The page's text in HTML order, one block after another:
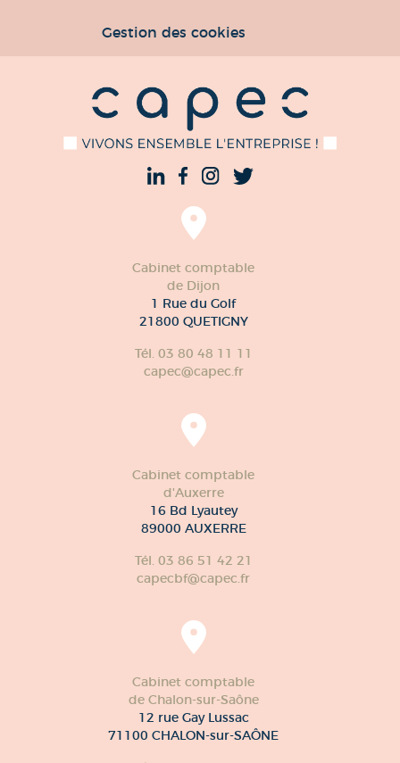
Gestion des cookies
Cabinet comptable
de Dijon
1 Rue du Golf
21800 QUETIGNY
Tél. 03 80 48 11 11
capec@capec.fr
Cabinet comptable
d'Auxerre
16 Bd Lyautey
89000 AUXERRE
Tél. 03 86 51 42 21
capecbf@capec.fr
Cabinet comptable
de Chalon-sur-Saône
12 rue Gay Lussac
71100 CHALON-sur-SAÔNE